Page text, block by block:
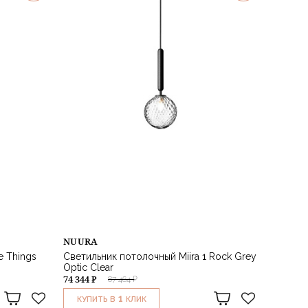
Things
NUURA
Светильник потолочный Miira 1 Rock Grey
Optic Clear
87 464 ₽
74 344 ₽
КУПИТЬ В 1 КЛИК